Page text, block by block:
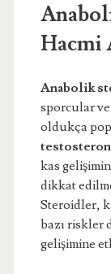
Hacmi
Anabolik
sporcular
oldukça
testosteron
kas
dikkat
Steroidler,
bazı riskler
gelişimine